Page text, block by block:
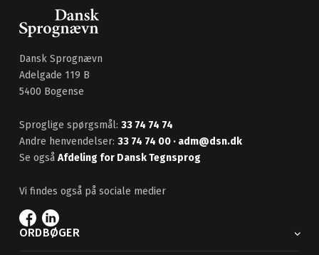
Dansk Sprognævn
Adelgade 119 B
5400 Bogense
Sproglige spørgsmål: 33 74 74 74
Andre henvendelser: 33 74 74 00 · adm@dsn.dk
Se også Afdeling for Dansk Tegnsprog
Vi findes også på sociale medier
ORDBØGER